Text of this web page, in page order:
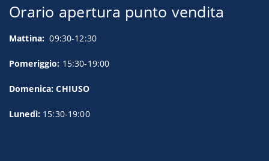
Orario apertura punto vendita
Mattina: 09:30-12:30
Pomeriggio: 15:30-19:00
Domenica: CHIUSO
Lunedì: 15:30-19:00